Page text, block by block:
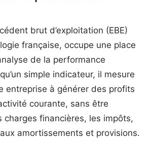
brut d’exploitation (EBE)
française, occupe une place
de la performance
simple indicateur, il mesure
entreprise à générer des profits
courante, sans être
charges financières, les impôts,
amortissements et provisions.